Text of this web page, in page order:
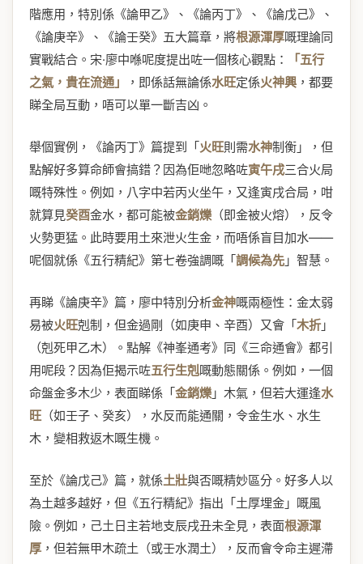
階應用，特別係《論甲乙》、《論丙丁》、《論戊己》、
《論庚辛》、《論壬癸》五大篇章，將根源渾厚嘅理論同
實戰結合。宋·廖中喺呢度提出咗一個核心觀點：
「五行
之氣，貴在流通」
，即係話無論係水旺定係火神興 ，都要
睇全局互動，唔可以單一斷吉凶。
舉個實例，《論丙丁》篇提到「火旺則需水神制衡」，但
點解好多算命師會搞錯？因為佢哋忽略咗寅午戌三合火局
嘅特殊性。例如，八字中若丙火坐午，又逢寅戌合局，咁
就算見癸酉金水，都可能被金銷爍 （即金被火熔），反令
火勢更猛。此時要用土來泄火生金，而唔係盲目加水——
呢個就係《五行精紀》第七卷強調嘅「調候為先 」智慧。
再睇《論庚辛》篇，廖中特別分析金神嘅兩極性：金太弱
易被火旺剋制，但金過剛（如庚申、辛酉）又會「木折」
（剋死甲乙木）。點解《神峯通考》同《三命通會》都引
用呢段？因為佢揭示咗五行生剋嘅動態關係。例如，一個
命盤金多木少，表面睇係「金銷爍 」木氣，但若大運逢水
旺 （如壬子、癸亥），水反而能通關，令金生水、水生
木，變相救返木嘅生機。
至於《論戊己》篇，就係土壯與否嘅精妙區分。好多人以
為土越多越好，但《五行精紀》指出「土厚埋金」嘅風
險。例如，己土日主若地支辰戌丑未全見，表面根源渾
厚 ，但若無甲木疏土（或壬水潤土），反而會令命主遲滯